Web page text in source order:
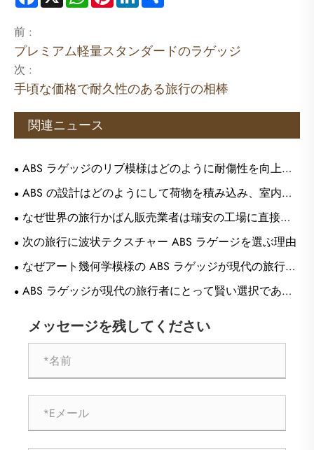
前 :
プレミアム軽量スタンダードのラゲッジ
次 :
手頃な価格で耐久性のある旅行の相棒
関連ニュース
ABS ラゲッジのリブ模様はどのように耐傷性を向上さ
せ、表面の摩耗を隠しますか?
ABS の設計はどのようにして荷物を積み込み、室内空
間を最大限に活用できるのでしょうか?
なぜ世界の旅行かばん販売業者は瑞安の工場に直接連
絡し始めているのでしょうか?
次の旅行に波状テクスチャー ABS ラゲージを選ぶ理由
なぜアート幾何学模様の ABS ラゲッジが​​現代の旅行ス
タイルと保護を変革しているのでしょうか?
ABS ラゲッジが​​現代の旅行者にとって賢い選択である
メッセージを残してください